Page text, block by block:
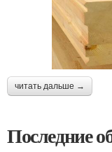
читать дальше →
Последние